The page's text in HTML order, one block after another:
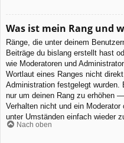
Was ist mein Rang und
Ränge, die unter deinem
Beiträge du bislang erstellt hast
wie Moderatoren und
Wortlaut eines Ranges nicht
Administration festgelegt wurden.
nur um deinen Rang zu erhöhen
Verhalten nicht und ein
unter Umständen einfach wieder
Nach oben